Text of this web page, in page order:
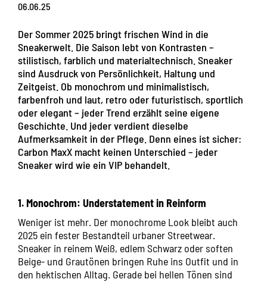
06.06.25
Der Sommer 2025 bringt frischen Wind in die
Sneakerwelt. Die Saison lebt von Kontrasten –
stilistisch, farblich und materialtechnisch. Sneaker
sind Ausdruck von Persönlichkeit, Haltung und
Zeitgeist. Ob monochrom und minimalistisch,
farbenfroh und laut, retro oder futuristisch, sportlich
oder elegant – jeder Trend erzählt seine eigene
Geschichte. Und jeder verdient dieselbe
Aufmerksamkeit in der Pflege. Denn eines ist sicher:
Carbon MaxX macht keinen Unterschied – jeder
Sneaker wird wie ein VIP behandelt.
1. Monochrom: Understatement in Reinform
Weniger ist mehr. Der monochrome Look bleibt auch
2025 ein fester Bestandteil urbaner Streetwear.
Sneaker in reinem Weiß, edlem Schwarz oder soften
Beige- und Grautönen bringen Ruhe ins Outfit und in
den hektischen Alltag. Gerade bei hellen Tönen sind